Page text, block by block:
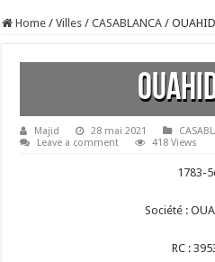
Home / Villes / CASABLANCA /
Majid 28 mai 2021
Leave a comment
418 Views
1783-
Société :
RC :